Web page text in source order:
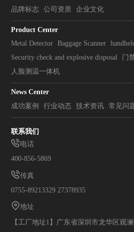
品牌标志 公司资质 企业文化
Product Center
Metal Detector Baggage Scanner
Security check and explosive disposal
门
人脸测温一体机
News Center
成功案例
行业动态 技术资讯 常见问
联系我们
电话
400-856-5869
传真
0755-89213329 27378935
地址
【工厂地址1】广东省深圳市龙华区观